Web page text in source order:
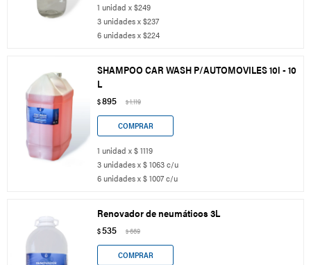
1 unidad x $249
3 unidades x $237
6 unidades x $224
SHAMPOO CAR WASH P/AUTOMOVILES 10l - 10
L
$895 $1.119
1 unidad x $ 1119
3 unidades x $ 1063 c/u
6 unidades x $ 1007 c/u
Renovador de neumáticos 3L
$535 $669